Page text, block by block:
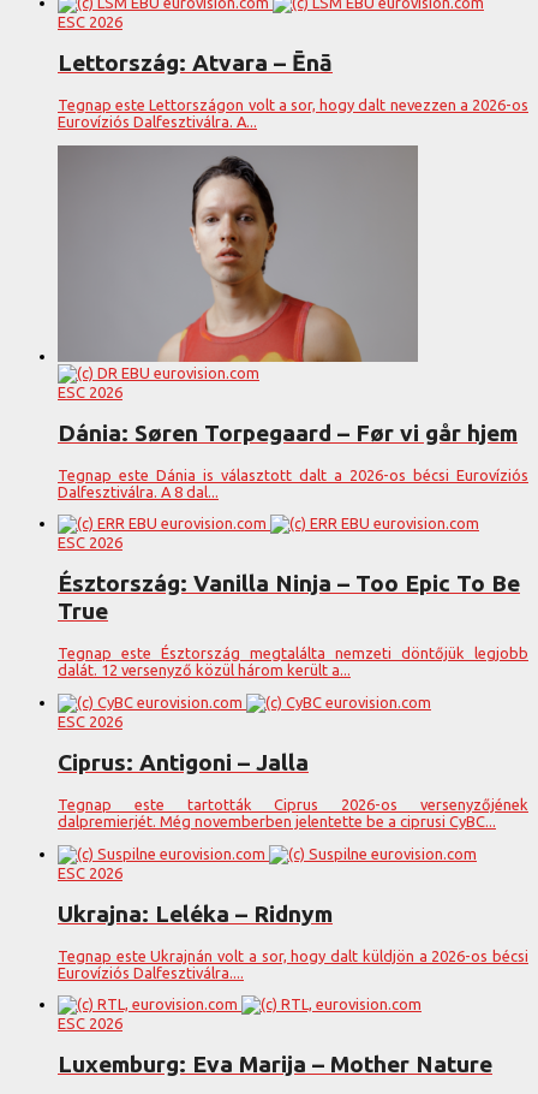
ESC 2026
Lettország: Atvara – Ēnā
Tegnap este Lettországon volt a sor, hogy dalt nevezzen a 2026-os
Eurovíziós Dalfesztiválra. A...
ESC 2026
Dánia: Søren Torpegaard – Før vi går hjem
Tegnap este Dánia is választott dalt a 2026-os bécsi Eurovíziós
Dalfesztiválra. A 8 dal...
ESC 2026
Észtország: Vanilla Ninja – Too Epic To Be
True
Tegnap este Észtország megtalálta nemzeti döntőjük legjobb
dalát. 12 versenyző közül három került a...
ESC 2026
Ciprus: Antigoni – Jalla
Tegnap este tartották Ciprus 2026-os versenyzőjének
dalpremierjét. Még novemberben jelentette be a ciprusi CyBC...
ESC 2026
Ukrajna: Leléka – Ridnym
Tegnap este Ukrajnán volt a sor, hogy dalt küldjön a 2026-os bécsi
Eurovíziós Dalfesztiválra....
ESC 2026
Luxemburg: Eva Marija – Mother Nature